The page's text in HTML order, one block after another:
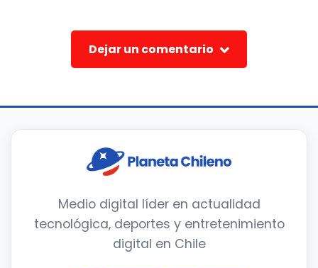
Dejar un comentario
Medio digital líder en actualidad
tecnológica, deportes y entretenimiento
digital en Chile